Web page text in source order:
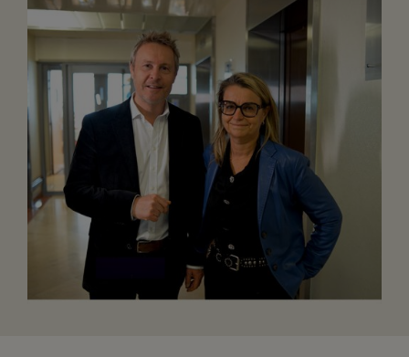
FAIRE UN DON
ASSURANCE VIE/LEGS
ESPACE PRESSE
JE DEVIENS
BÉNÉVOLE
DEVENIR
UN PETIT PRINCE